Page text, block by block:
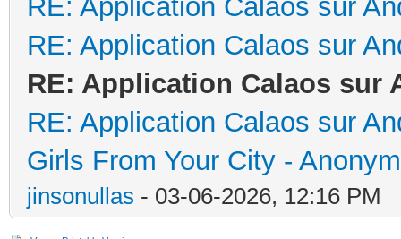
RE: Application Calaos sur
RE: Application Calaos sur
RE: Application Calaos sur
RE: Application Calaos sur
Girls From Your City -
jinsonullas - 03-06-2026, 12:16 PM